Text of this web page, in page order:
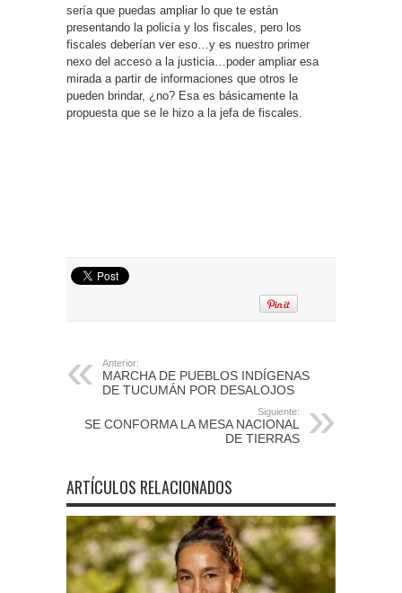
sería que puedas ampliar lo que te están
presentando la policía y los fiscales, pero los
fiscales deberían ver eso…y es nuestro primer
nexo del acceso a la justicia…poder ampliar esa
mirada a partir de informaciones que otros le
pueden brindar, ¿no? Esa es básicamente la
propuesta que se le hizo a la jefa de fiscales.
Anterior:
MARCHA DE PUEBLOS INDÍGENAS
DE TUCUMÁN POR DESALOJOS
Siguiente:
SE CONFORMA LA MESA NACIONAL
DE TIERRAS
ARTÍCULOS RELACIONADOS